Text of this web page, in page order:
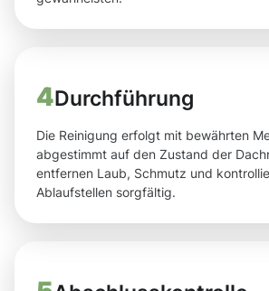
4Durchführung
Die Reinigung erfolgt mit bewährten
abgestimmt auf den Zustand der
entfernen Laub, Schmutz und
Ablaufstellen sorgfältig.